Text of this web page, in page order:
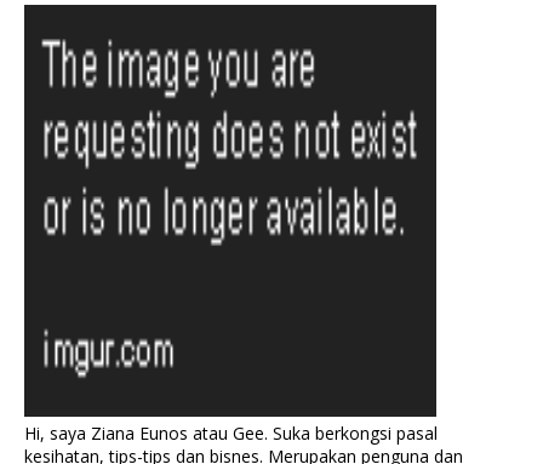
Hi, saya Ziana Eunos atau Gee. Suka berkongsi pasal
kesihatan, tips-tips dan bisnes. Merupakan penguna dan